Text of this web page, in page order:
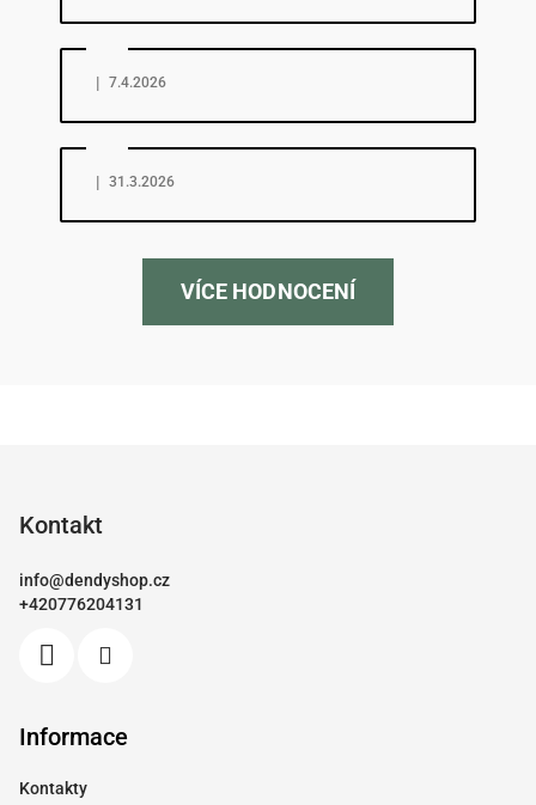
Hodnocení obchodu je 5 z 5 hvězdiček.
| 7.4.2026
Hodnocení obchodu je 5 z 5 hvězdiček.
| 31.3.2026
VÍCE HODNOCENÍ
Kontakt
info@dendyshop.cz
+420776204131
Informace
Kontakty